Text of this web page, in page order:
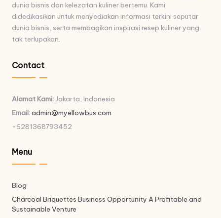
dunia bisnis dan kelezatan kuliner bertemu. Kami
didedikasikan untuk menyediakan informasi terkini seputar
dunia bisnis, serta membagikan inspirasi resep kuliner yang
tak terlupakan.
Contact
Alamat Kami:Jakarta, Indonesia
Email:admin@myellowbus.com
+6281368793452
Menu
Blog
Charcoal Briquettes Business Opportunity A Profitable and
Sustainable Venture